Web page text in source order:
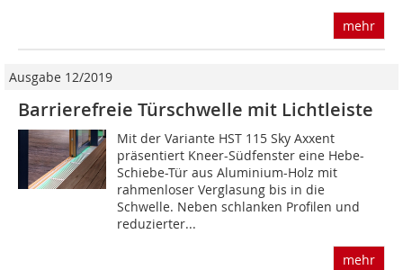
mehr
Ausgabe 12/2019
Barrierefreie Türschwelle mit Lichtleiste
Mit der Variante HST 115 Sky Axxent
präsentiert Kneer-Südfenster eine Hebe-
Schiebe-Tür aus Aluminium-Holz mit
rahmenloser Verglasung bis in die
Schwelle. Neben schlanken Profilen und
reduzierter...
mehr